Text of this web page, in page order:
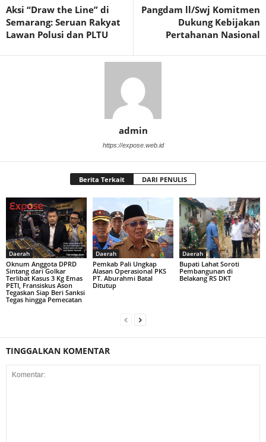
Aksi “Draw the Line” di
Semarang: Seruan Rakyat
Lawan Polusi dan PLTU
Pangdam ll/Swj Komitmen
Dukung Kebijakan
Pertahanan Nasional
admin
https://expose.web.id
Berita Terkait DARI PENULIS
Daerah
Oknum Anggota DPRD
Sintang dari Golkar
Terlibat Kasus 3 Kg Emas
PETI, Fransiskus Ason
Tegaskan Siap Beri Sanksi
Tegas hingga Pemecatan
Daerah
Pemkab Pali Ungkap
Alasan Operasional PKS
PT. Aburahmi Batal
Ditutup
Daerah
Bupati Lahat Soroti
Pembangunan di
Belakang RS DKT
TINGGALKAN KOMENTAR